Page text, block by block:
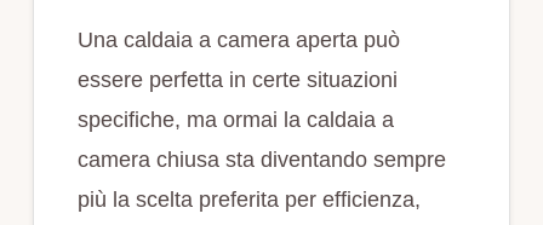
Una caldaia a camera aperta può
essere perfetta in certe situazioni
specifiche, ma ormai la caldaia a
camera chiusa sta diventando sempre
più la scelta preferita per efficienza,